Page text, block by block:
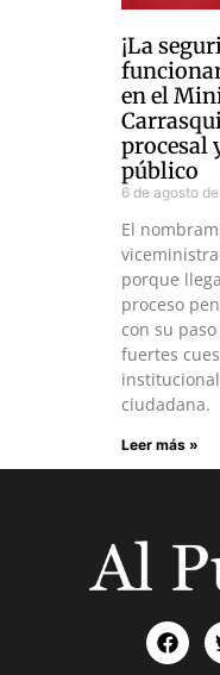
¡La
en el
procesal
público
6 de agosto
El
porque
proceso
con su
fuertes
ciudadana.
Leer más »